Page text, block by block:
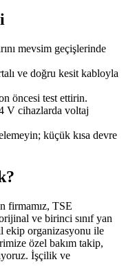
mevsim geçişlerinde
ve doğru kesit kabloyla
öncesi test ettirin.
V cihazlarda voltaj
küçük kısa devre
firmamız, TSE
ve birinci sınıf yan
ekip organizasyonu ile
özel bakım takip,
İşçilik ve